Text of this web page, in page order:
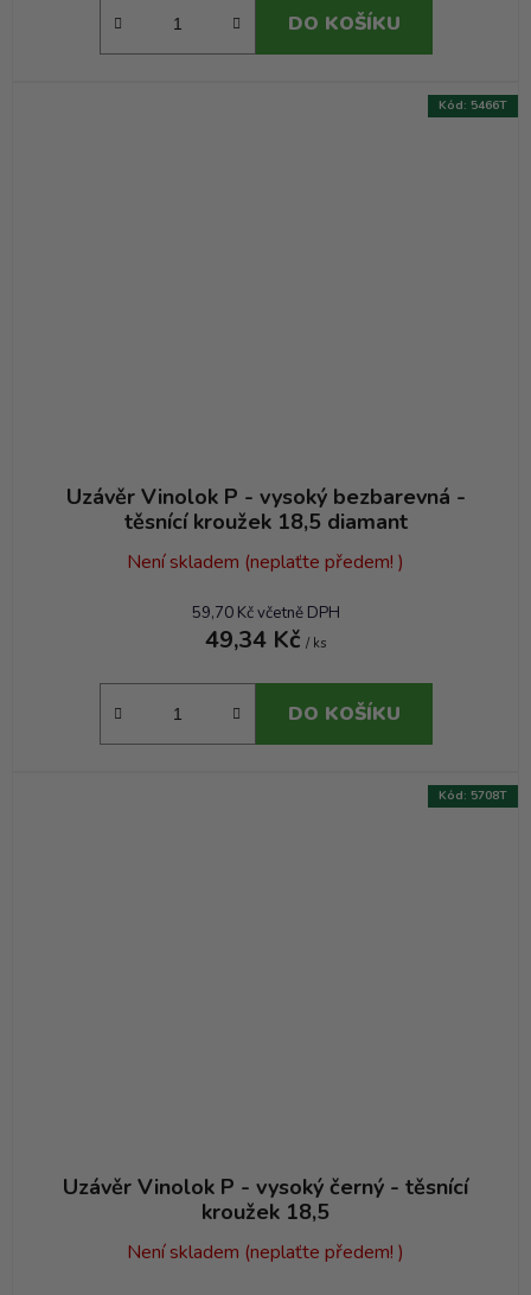
DO KOŠÍKU
Uzávěr Vinolok P - vysoký bezbarevná -
těsnící kroužek 18,5 diamant
Není skladem (neplaťte předem! )
59,70 Kč včetně DPH
49,34 Kč / ks
DO KOŠÍKU
Kód: 5466T
Uzávěr Vinolok P - vysoký černý - těsnící
kroužek 18,5
Není skladem (neplaťte předem! )
Kód: 5708T